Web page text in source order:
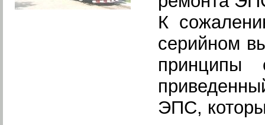
К
серийном
принципы
ЭПС,